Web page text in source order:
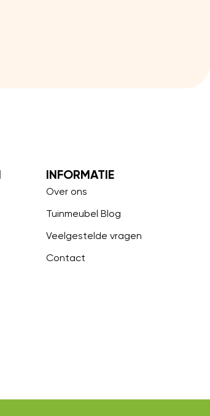
INFORMATIE
Over ons
Tuinmeubel Blog
Veelgestelde vragen
Contact